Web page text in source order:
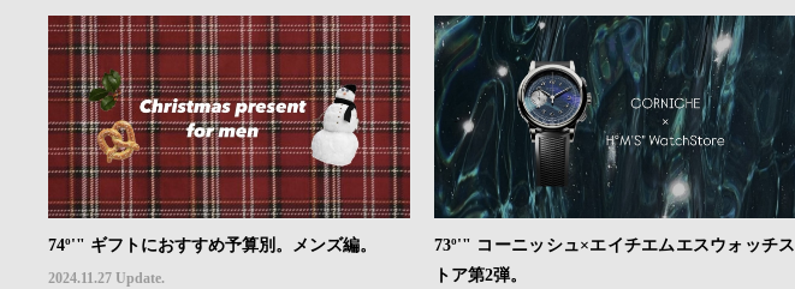
74º'" ギフトにおすすめ予算別。メンズ編。
2024.11.27 Update.
73º'" コーニッシュ×エイチエムエスウォッチス
トア第2弾。